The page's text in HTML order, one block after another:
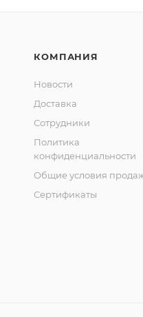
КОМПАНИЯ
Новости
Доставка
Сотрудники
Политика
конфиденциальности
Общие условия
Сертификаты